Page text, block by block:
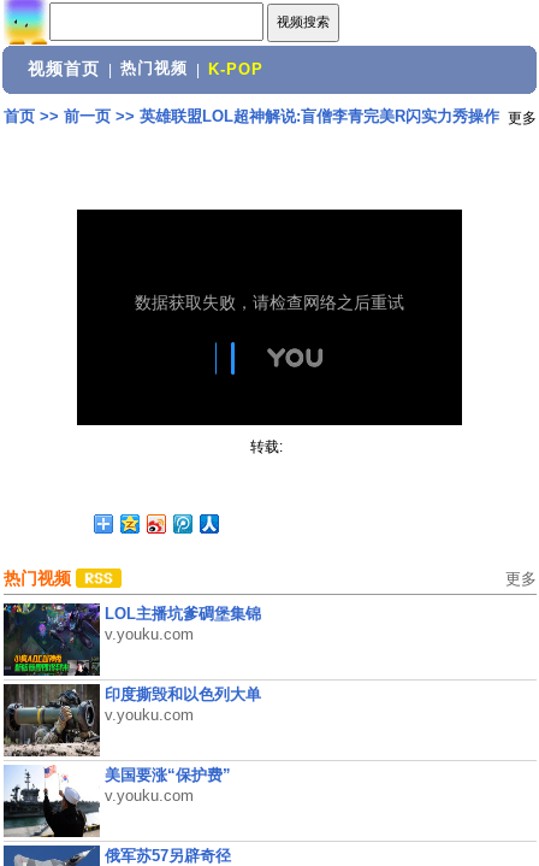
视频首页 热门视频 K-POP
首页>> 前一页>> 英雄联盟LOL超神解说:盲僧李青完美R闪实力秀操作 更多
转载:
热门视频 更多
LOL主播坑爹碉堡集锦
v.youku.com
印度撕毁和以色列大单
v.youku.com
美国要涨“保护费”
v.youku.com
俄军苏57另辟奇径